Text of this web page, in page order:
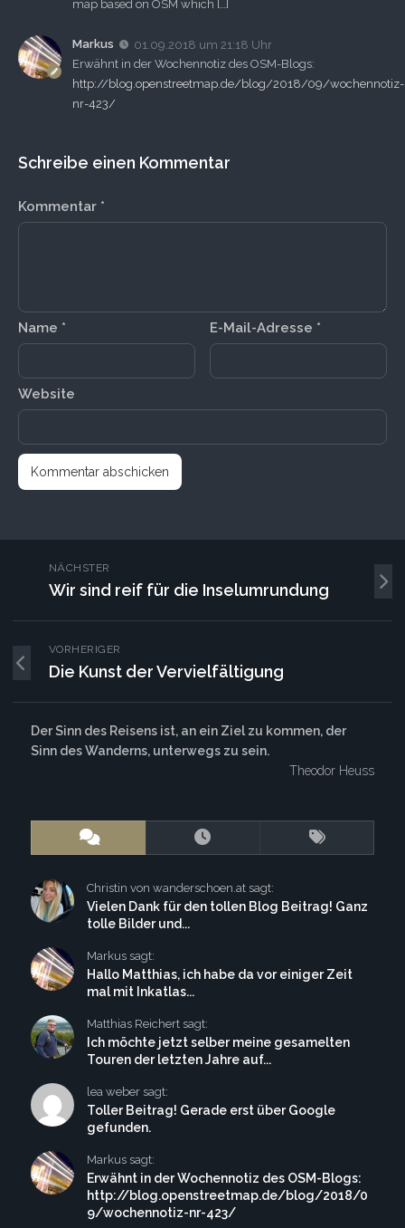
map based on OSM which […]
Markus
01.09.2018 um 21:18 Uhr
Erwähnt in der Wochennotiz des OSM-Blogs:
http://blog.openstreetmap.de/blog/2018/09/wochennotiz-
nr-423/
Schreibe einen Kommentar
Kommentar *
Name * E-Mail-Adresse *
Website
NÄCHSTER
Wir sind reif für die Inselumrundung
VORHERIGER
Die Kunst der Vervielfältigung
Der Sinn des Reisens ist, an ein Ziel zu kommen, der
Sinn des Wanderns, unterwegs zu sein.
Theodor Heuss
Christin von wanderschoen.at sagt:
Vielen Dank für den tollen Blog Beitrag! Ganz
tolle Bilder und...
Markus sagt:
Hallo Matthias, ich habe da vor einiger Zeit
mal mit Inkatlas...
Matthias Reichert sagt:
Ich möchte jetzt selber meine gesamelten
Touren der letzten Jahre auf...
lea weber sagt:
Toller Beitrag! Gerade erst über Google
gefunden.
Markus sagt:
Erwähnt in der Wochennotiz des OSM-Blogs:
http://blog.openstreetmap.de/blog/2018/0
9/wochennotiz-nr-423/